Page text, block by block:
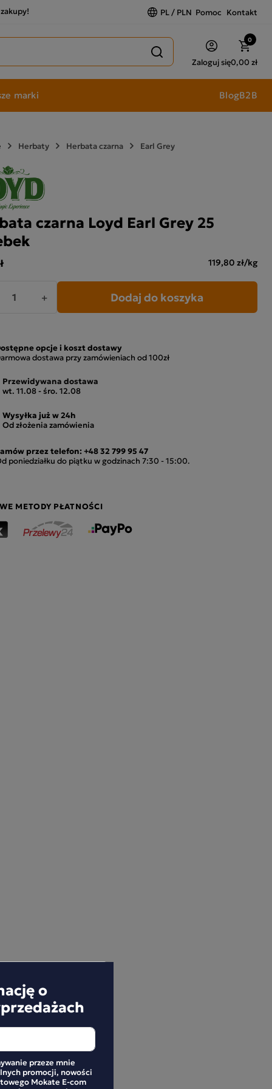
PL / PLN Pomoc Kontakt
Zaloguj się
0
0,00 zł
marki BlogB2B
Herbaty Herbata czarna Earl Grey
czarna Loyd Earl Grey 25
119,80 zł/kg
+ Dodaj do koszyka
opcje i koszt dostawy
dostawa przy zamówieniach od 100zł
Przewidywana dostawa
wt. 11.08 - śro. 12.08
Wysyłka już w 24h
Od złożenia zamówienia
przez telefon:+48 32 799 95 47
poniedziałku do piątku w godzinach 7:30 - 15:00.
METODY PŁATNOŚCI
o
przeze mnie
promocji, nowości
Mokate E-com